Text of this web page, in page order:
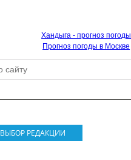
Хандыга - прогноз погоды
Прогноз погоды в Москве
ВЫБОР РЕДАКЦИИ